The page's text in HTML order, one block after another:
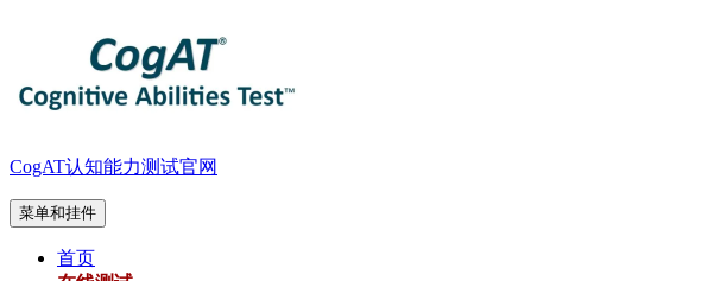
容
CogAT认知能力测试官网
菜单和挂件
首页